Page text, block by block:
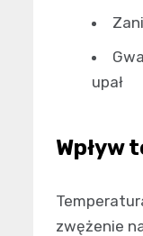
upał
Wpływ
zwężenie